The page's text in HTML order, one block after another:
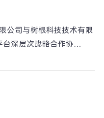
公司与树根科技技术有限
深层次战略合作协